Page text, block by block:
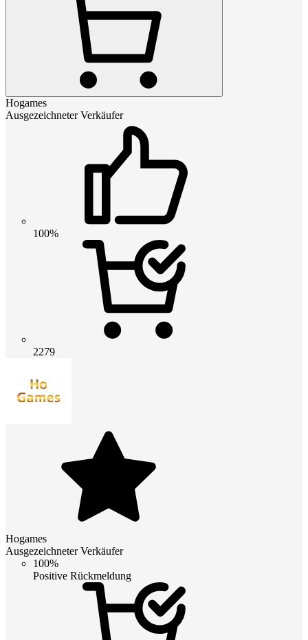
Hogames
Ausgezeichneter Verkäufer
100%
2279
Hogames
Ausgezeichneter Verkäufer
100%
Positive Rückmeldung